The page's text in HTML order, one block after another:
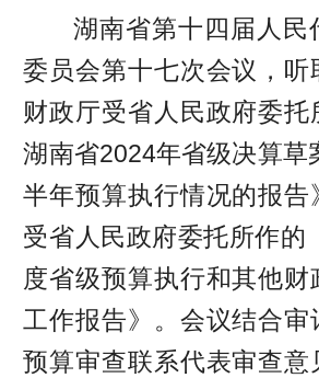
湖南省第十四届人民
委员会第十七次会议，听
财政厅受省人民政府委托
湖南省2024年省级决算草
半年预算执行情况的报告
受省人民政府委托所作的
度省级预算执行和其他
工作报告》。会议结合审
预算审查联系代表审查意